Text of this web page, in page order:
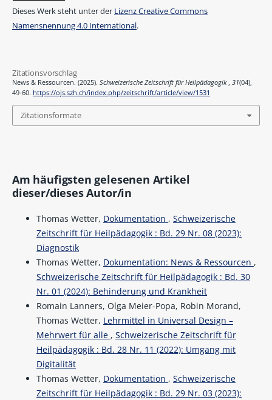
Dieses Werk steht unter der Lizenz Creative Commons
Namensnennung 4.0 International.
Zitationsvorschlag
News & Ressourcen. (2025). Schweizerische Zeitschrift für Heilpädagogik , 31(04),
49-60. https://ojs.szh.ch/index.php/zeitschrift/article/view/1531
Zitationsformate
Am häufigsten gelesenen Artikel
dieser/dieses Autor/in
Thomas Wetter, Dokumentation , Schweizerische
Zeitschrift für Heilpädagogik : Bd. 29 Nr. 08 (2023):
Diagnostik
Thomas Wetter, Dokumentation: News & Ressourcen ,
Schweizerische Zeitschrift für Heilpädagogik : Bd. 30
Nr. 01 (2024): Behinderung und Krankheit
Romain Lanners, Olga Meier-Popa, Robin Morand,
Thomas Wetter, Lehrmittel in Universal Design –
Mehrwert für alle , Schweizerische Zeitschrift für
Heilpädagogik : Bd. 28 Nr. 11 (2022): Umgang mit
Digitalität
Thomas Wetter, Dokumentation , Schweizerische
Zeitschrift für Heilpädagogik : Bd. 29 Nr. 03 (2023):